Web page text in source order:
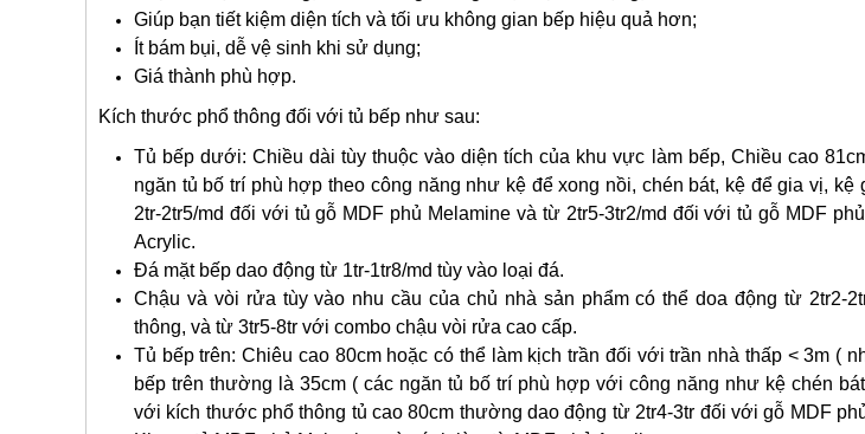
Giúp bạn tiết kiệm diện tích và tối ưu không gian bếp hiệu quả hơn;
Ít bám bụi, dễ vệ sinh khi sử dụng;
Giá thành phù hợp.
Kích thước phổ thông đối với tủ bếp như sau:
Tủ bếp dưới: Chiều dài tùy thuộc vào diện tích của khu vực làm bếp, Chiều cao
ngăn tủ bố trí phù hợp theo công năng như kệ để xong nồi, chén bát, kệ để gia vị,
2tr-2tr5/md đối với tủ gỗ MDF phủ Melamine và từ 2tr5-3tr2/md đối với tủ gỗ MDF
Acrylic.
Đá mặt bếp dao động từ 1tr-1tr8/md tùy vào loại đá.
Chậu và vòi rửa tùy vào nhu cầu của chủ nhà sản phẩm có thể doa động từ 2tr2-
thông, và từ 3tr5-8tr với combo chậu vòi rửa cao cấp.
Tủ bếp trên: Chiêu cao 80cm hoặc có thể làm kịch trần đối với trần nhà thấp < 3m (
bếp trên thường là 35cm ( các ngăn tủ bố trí phù hợp với công năng như kệ chén
với kích thước phổ thông tủ cao 80cm thường dao động từ 2tr4-3tr đối với gỗ MDF